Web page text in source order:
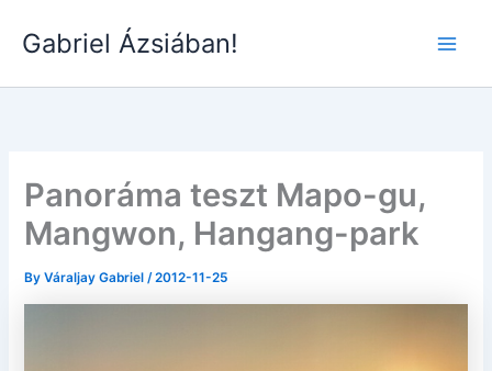
Gabriel Ázsiában!
Panoráma teszt Mapo-gu,
Mangwon, Hangang-park
ByVáraljay Gabriel/2012-11-25